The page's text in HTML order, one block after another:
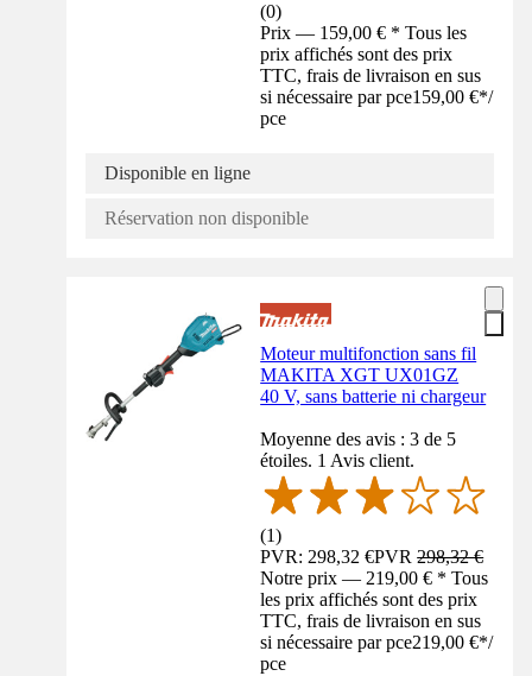
(0)
Prix — 159,00 € * Tous les
prix affichés sont des prix
TTC, frais de livraison en sus
si nécessaire par pce159,00 €*/
pce
Disponible en ligne
Réservation non disponible
Moteur multifonction sans fil
MAKITA XGT UX01GZ
40 V, sans batterie ni chargeur
Moyenne des avis : 3 de 5
étoiles. 1 Avis client.
(1)
PVR: 298,32 €PVR298,32 €
Notre prix — 219,00 € * Tous
les prix affichés sont des prix
TTC, frais de livraison en sus
si nécessaire par pce219,00 €*/
pce